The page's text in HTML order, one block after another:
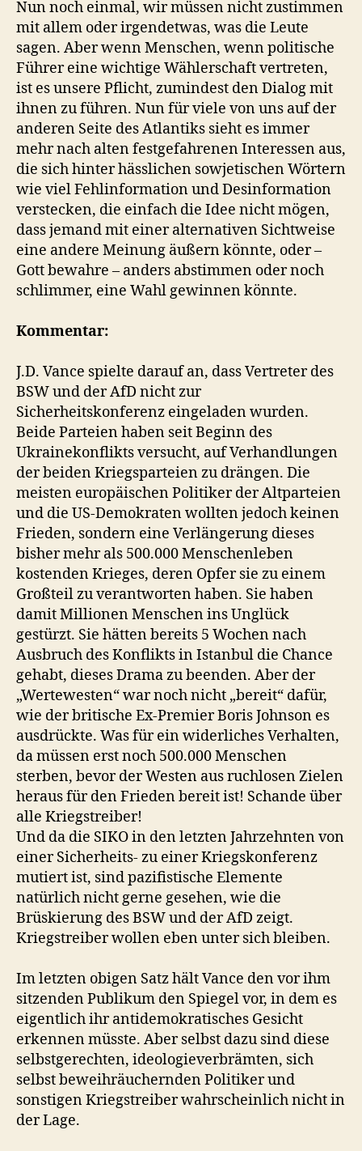
Nun noch einmal, wir müssen nicht zustimmen
mit allem oder irgendetwas, was die Leute
sagen. Aber wenn Menschen, wenn politische
Führer eine wichtige Wählerschaft vertreten,
ist es unsere Pflicht, zumindest den Dialog mit
ihnen zu führen. Nun für viele von uns auf der
anderen Seite des Atlantiks sieht es immer
mehr nach alten festgefahrenen Interessen aus,
die sich hinter hässlichen sowjetischen Wörtern
wie viel Fehlinformation und Desinformation
verstecken, die einfach die Idee nicht mögen,
dass jemand mit einer alternativen Sichtweise
eine andere Meinung äußern könnte, oder –
Gott bewahre – anders abstimmen oder noch
schlimmer, eine Wahl gewinnen könnte.
Kommentar:
J.D. Vance spielte darauf an, dass Vertreter des
BSW und der AfD nicht zur
Sicherheitskonferenz eingeladen wurden.
Beide Parteien haben seit Beginn des
Ukrainekonflikts versucht, auf Verhandlungen
der beiden Kriegsparteien zu drängen. Die
meisten europäischen Politiker der Altparteien
und die US-Demokraten wollten jedoch keinen
Frieden, sondern eine Verlängerung dieses
bisher mehr als 500.000 Menschenleben
kostenden Krieges, deren Opfer sie zu einem
Großteil zu verantworten haben. Sie haben
damit Millionen Menschen ins Unglück
gestürzt. Sie hätten bereits 5 Wochen nach
Ausbruch des Konflikts in Istanbul die Chance
gehabt, dieses Drama zu beenden. Aber der
„Wertewesten“ war noch nicht „bereit“ dafür,
wie der britische Ex-Premier Boris Johnson es
ausdrückte. Was für ein widerliches Verhalten,
da müssen erst noch 500.000 Menschen
sterben, bevor der Westen aus ruchlosen Zielen
heraus für den Frieden bereit ist! Schande über
alle Kriegstreiber!
Und da die SIKO in den letzten Jahrzehnten von
einer Sicherheits- zu einer Kriegskonferenz
mutiert ist, sind pazifistische Elemente
natürlich nicht gerne gesehen, wie die
Brüskierung des BSW und der AfD zeigt.
Kriegstreiber wollen eben unter sich bleiben.
Im letzten obigen Satz hält Vance den vor ihm
sitzenden Publikum den Spiegel vor, in dem es
eigentlich ihr antidemokratisches Gesicht
erkennen müsste. Aber selbst dazu sind diese
selbstgerechten, ideologieverbrämten, sich
selbst beweihräuchernden Politiker und
sonstigen Kriegstreiber wahrscheinlich nicht in
der Lage.